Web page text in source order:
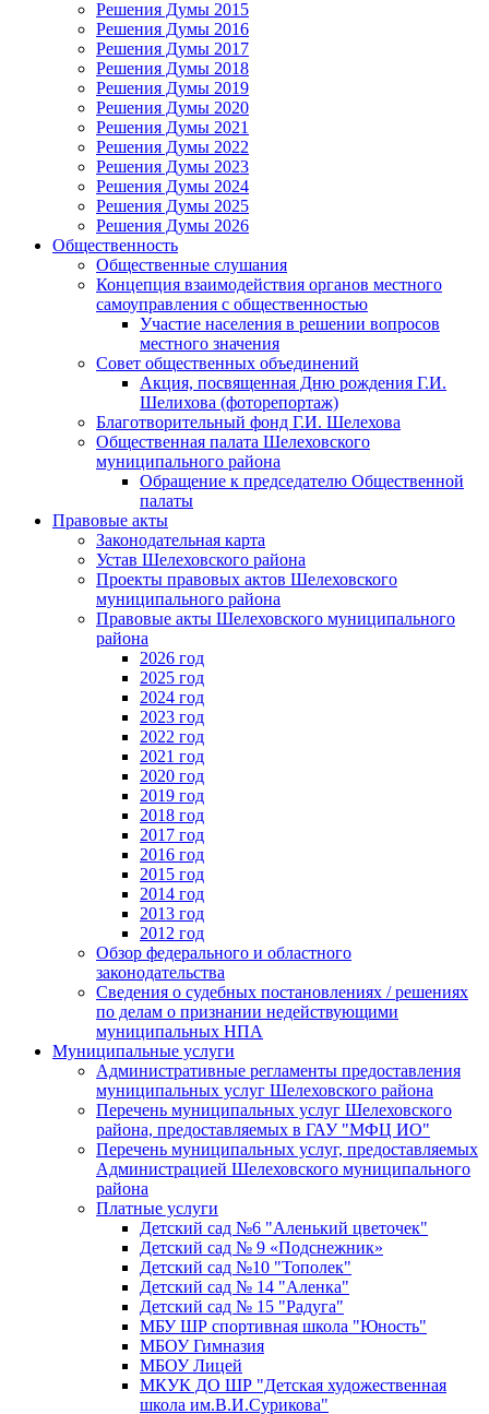
Решения Думы 2015
Решения Думы 2016
Решения Думы 2017
Решения Думы 2018
Решения Думы 2019
Решения Думы 2020
Решения Думы 2021
Решения Думы 2022
Решения Думы 2023
Решения Думы 2024
Решения Думы 2025
Решения Думы 2026
Общественность
Общественные слушания
Концепция взаимодействия органов местного
самоуправления с общественностью
Участие населения в решении вопросов
местного значения
Совет общественных объединений
Акция, посвященная Дню рождения Г.И.
Шелихова (фоторепортаж)
Благотворительный фонд Г.И. Шелехова
Общественная палата Шелеховского
муниципального района
Обращение к председателю Общественной
палаты
Правовые акты
Законодательная карта
Устав Шелеховского района
Проекты правовых актов Шелеховского
муниципального района
Правовые акты Шелеховского муниципального
района
2026 год
2025 год
2024 год
2023 год
2022 год
2021 год
2020 год
2019 год
2018 год
2017 год
2016 год
2015 год
2014 год
2013 год
2012 год
Обзор федерального и областного
законодательства
Сведения о судебных постановлениях / решениях
по делам о признании недействующими
муниципальных НПА
Муниципальные услуги
Административные регламенты предоставления
муниципальных услуг Шелеховского района
Перечень муниципальных услуг Шелеховского
района, предоставляемых в ГАУ "МФЦ ИО"
Перечень муниципальных услуг, предоставляемых
Администрацией Шелеховского муниципального
района
Платные услуги
Детский сад №6 "Аленький цветочек"
Детский сад № 9 «Подснежник»
Детский сад №10 "Тополек"
Детский сад № 14 "Аленка"
Детский сад № 15 "Радуга"
МБУ ШР спортивная школа "Юность"
МБОУ Гимназия
МБОУ Лицей
МКУК ДО ШР "Детская художественная
школа им.В.И.Сурикова"